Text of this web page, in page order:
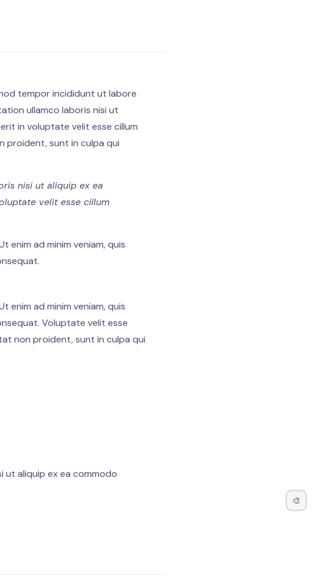
tempor incididunt ut labore
ullamco laboris nisi ut
in voluptate velit esse cillum
proident, sunt in culpa qui
nisi ut aliquip ex ea
velit esse cillum
enim ad minim veniam, quis
enim ad minim veniam, quis
Voluptate velit esse
non proident, sunt in culpa qui
ut aliquip ex ea commodo
🎨